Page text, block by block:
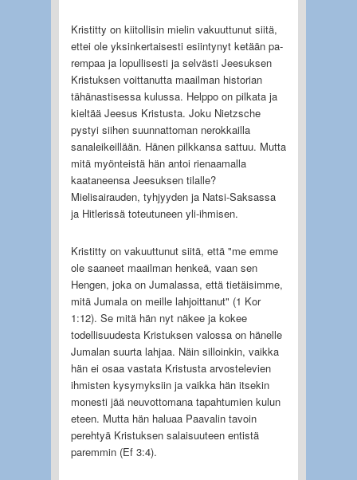
Kristitty on kiitollisin mielin vakuuttunut siitä,
ettei ole yksinkertaisesti esiintynyt ketään pa­
rempaa ja lopullisesti ja selvästi Jeesuksen
Kristuksen voittanutta maailman historian
tähänastisessa kulussa. Helppo on pilkata ja
kieltää Jeesus Kristusta. Joku Nietzsche
pystyi siihen suunnattoman nerokkailla
sanaleikeillään. Hänen pilkkansa sattuu. Mutta
mitä myönteistä hän antoi rienaamalla
kaataneensa Jeesuksen tilalle?
Mielisairauden, tyhjyyden ja Natsi-Saksassa
ja Hitlerissä toteutuneen yli-ihmisen.
Kristitty on vakuuttunut siitä, että "me emme
ole saaneet maailman henkeä, vaan sen
Hengen, joka on Jumalassa, että tietäisimme,
mitä Jumala on meille lahjoittanut" (1 Kor
1:12). Se mitä hän nyt näkee ja kokee
todellisuudesta Kristuksen valossa on hänelle
Jumalan suurta lahjaa. Näin silloinkin, vaikka
hän ei osaa vastata Kristusta arvostelevien
ihmisten kysymyksiin ja vaikka hän itsekin
monesti jää neuvottomana tapahtumien kulun
eteen. Mutta hän haluaa Paavalin tavoin
perehtyä Kristuksen salaisuuteen entistä
paremmin (Ef 3:4).